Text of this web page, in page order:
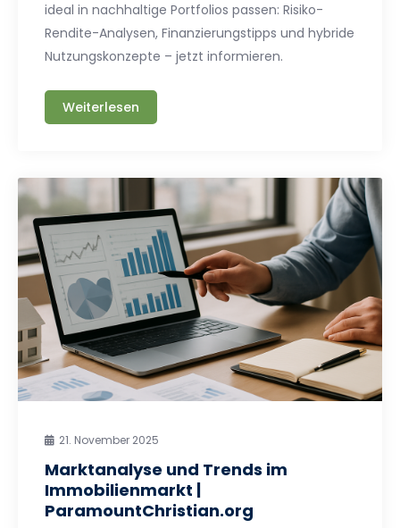
ideal in nachhaltige Portfolios passen: Risiko-
Rendite-Analysen, Finanzierungstipps und hybride
Nutzungskonzepte – jetzt informieren.
Weiterlesen
21. November 2025
Marktanalyse und Trends im
Immobilienmarkt |
ParamountChristian.org